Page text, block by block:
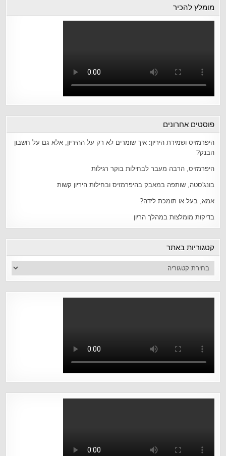
מומלץ להכיר
פוסטים אחרונים
היפרמזיס ושמירת היריון: איך שומרים לא רק על ההיריון, אלא גם על חשבון
הבנק?
היפרמזיס, הרבה מעבר לבחילות בוקר רגילות
בונג'סטה, שותפה במאבק בהיפרמזיס ובחילות היריון קשות
אמא, בעל או תומכת לידה?
בדיקות מומלצות במהלך הריון
קטגוריות באתר